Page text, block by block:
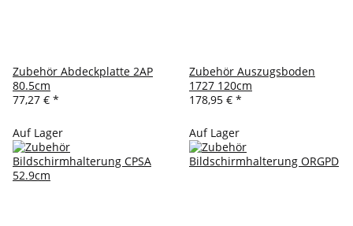
Zubehör Abdeckplatte 2AP
80.5cm
77,27 € *
Zubehör Auszugsboden
1727 120cm
178,95 € *
Auf Lager Auf Lager